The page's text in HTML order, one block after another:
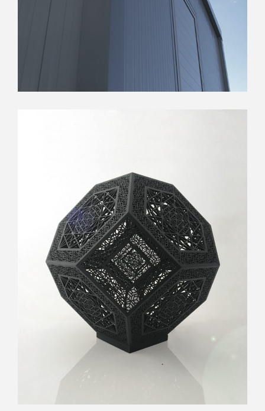
ΠΡΟΚΑΤΑΣΚΕΥΑΣΜΕΝΑ ΣΠΙΤΙΑ
ΦΩΤΙΣΤΙΚΑ CHARMM